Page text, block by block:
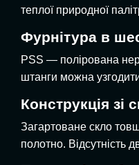
теплої природної
Фурнітура в
PSS — полірована
штанги можна
Конструкція зі
Загартоване скло
полотно. Відсутність